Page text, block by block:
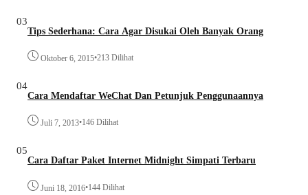
03
Tips Sederhana: Cara Agar Disukai Oleh Banyak Orang
Oktober 6, 2015•213 Dilihat
04
Cara Mendaftar WeChat Dan Petunjuk Penggunaannya
Juli 7, 2013•146 Dilihat
05
Cara Daftar Paket Internet Midnight Simpati Terbaru
Juni 18, 2016•144 Dilihat